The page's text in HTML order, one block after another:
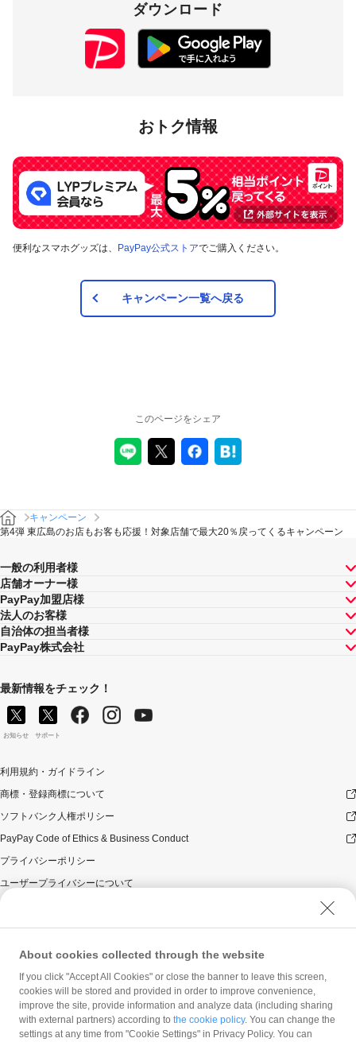
ダウンロード
おトク情報
便利なスマホグッズは、 PayPay公式ストアでご購入ください。
キャンペーン一覧へ戻る
このページをシェア
キャンペーン
第4弾 東広島のお店もお客も応援！対象店舗で最大20％戻ってくるキャンペーン
一般の利用者様
店舗オーナー様
PayPay加盟店様
法人のお客様
自治体の担当者様
PayPay株式会社
最新情報をチェック！
お知らせ サポート
利用規約・ガイドライン
商標・登録商標について
ソフトバンク人権ポリシー
PayPay Code of Ethics & Business Conduct
プライバシーポリシー
ユーザープライバシーについて
ウェブサイト利用規約
反社会的勢力に対する方針
勧誘方針
マネロン等基本方針
カスタマーハラスメントに関する当社の考え方
About cookies collected through the website
If you click "Accept All Cookies" or close the banner to leave this screen,
cookies will be stored and provided in order to improve convenience,
improve the site, provide information and analyze data (including sharing
with external partners) according to the cookie policy. You can change the
settings at any time from "Cookie Settings" in Privacy Policy. You can